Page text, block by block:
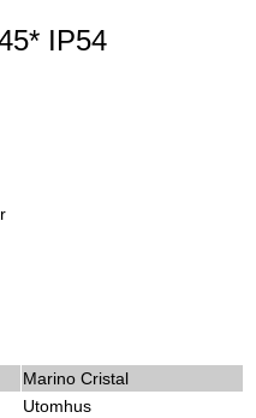
IP54
Marino Cristal
Utomhus